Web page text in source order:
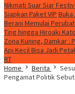
Nikmati Suar Siar
Siapkan Paket VIP Buka
Berani Memulai
Ting hingga Hiroaki
Zona Kuning, Damkar :
Api Kecil Bisa Jadi
RT
Home
Berita
Pengamat Politik